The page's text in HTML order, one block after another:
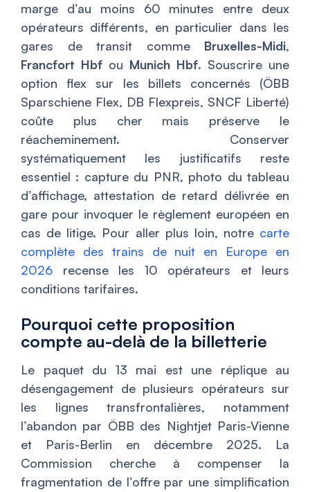
marge d’au moins 60 minutes entre deux
opérateurs différents, en particulier dans les
gares de transit comme Bruxelles-Midi,
Francfort Hbf ou Munich Hbf. Souscrire une
option flex sur les billets concernés (ÖBB
Sparschiene Flex, DB Flexpreis, SNCF Liberté)
coûte plus cher mais préserve le
réacheminement. Conserver
systématiquement les justificatifs reste
essentiel : capture du PNR, photo du tableau
d’affichage, attestation de retard délivrée en
gare pour invoquer le règlement européen en
cas de litige. Pour aller plus loin, notre carte
complète des trains de nuit en Europe en
2026 recense les 10 opérateurs et leurs
conditions tarifaires.
Pourquoi cette proposition
compte au-delà de la billetterie
Le paquet du 13 mai est une réplique au
désengagement de plusieurs opérateurs sur
les lignes transfrontalières, notamment
l’abandon par ÖBB des Nightjet Paris-Vienne
et Paris-Berlin en décembre 2025. La
Commission cherche à compenser la
fragmentation de l’offre par une simplification